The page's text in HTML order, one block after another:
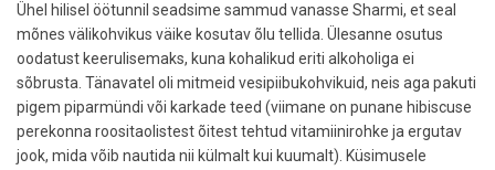
Ühel hilisel öötunnil seadsime sammud vanasse Sharmi, et seal
mõnes välikohvikus väike kosutav õlu tellida. Ülesanne osutus
oodatust keerulisemaks, kuna kohalikud eriti alkoholiga ei
sõbrusta. Tänavatel oli mitmeid vesipiibukohvikuid, neis aga pakuti
pigem piparmündi või karkade teed (viimane on punane hibiscuse
perekonna roositaolistest õitest tehtud vitamiinirohke ja ergutav
jook, mida võib nautida nii külmalt kui kuumalt). Küsimusele